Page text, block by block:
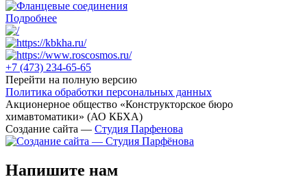
Подробнее
+7 (473) 234-65-65
Перейти на полную версию
Политика обработки персональных данных
Акционерное общество «Конструкторское бюро
химавтоматики» (АО КБХА)
Создание сайта — Студия Парфенова
Напишите нам